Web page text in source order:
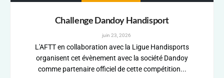
Challenge Dandoy Handisport
juin 23, 2026
L'AFTT en collaboration avec la Ligue Handisports
organisent cet évènement avec la société Dandoy
comme partenaire officiel de cette compétition...